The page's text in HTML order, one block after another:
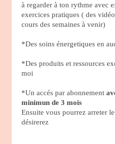
à regarder à ton rythme avec
exercices pratiques ( des
cours des semaines à venir)
*Des soins énergetiques en
*Des produits et ressources
moi
*Un accés par abonnement
minimun de 3 mois
Ensuite vous pourrez arreter
désirerez